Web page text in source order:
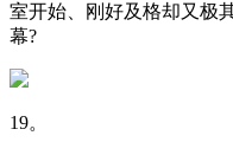
室开始、刚好及格却又极
幕?
19。